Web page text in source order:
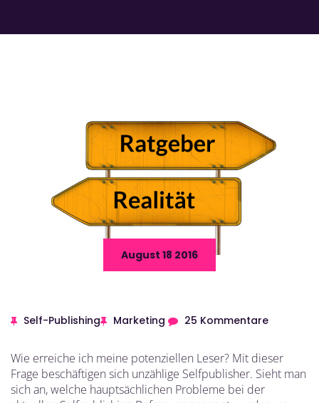
August 18 2016
Self-Publishing Marketing 25 Kommentare
Wie erreiche ich meine potenziellen Leser? Mit dieser
Frage beschäftigen sich unzählige Selfpublisher. Sieht man
sich an, welche hauptsächlichen Probleme bei der